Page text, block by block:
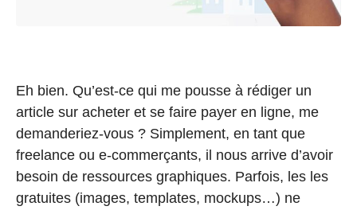
Eh bien. Qu’est-ce qui me pousse à rédiger un
article sur acheter et se faire payer en ligne, me
demanderiez-vous ? Simplement, en tant que
freelance ou e-commerçants, il nous arrive d’avoir
besoin de ressources graphiques. Parfois, les les
gratuites (images, templates, mockups…) ne